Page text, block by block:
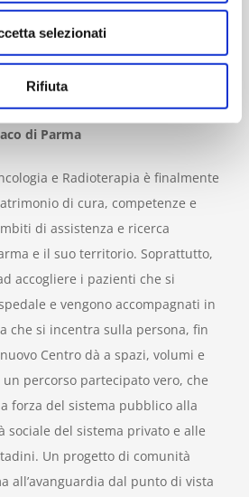
selezionati
Rifiuta
lontano e ci ha permesso di
innovativo di presa in carico,
più costruito attorno alla
di Parma
e Radioterapia è finalmente
di cura, competenze e
di assistenza e ricerca
e il suo territorio. Soprattutto,
accogliere i pazienti che si
e vengono accompagnati in
che si incentra sulla persona, fin
Centro dà a spazi, volumi e
percorso partecipato vero, che
forza del sistema pubblico alla
sociale del sistema privato e alle
Un progetto di comunità
all’avanguardia dal punto di vista